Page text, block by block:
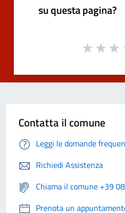
su questa pagina?
Contatta il comune
Leggi le domande
Richiedi Assistenza
Chiama il comune +39
Prenota un